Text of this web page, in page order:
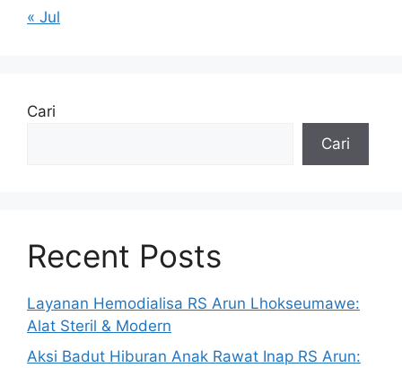
« Jul
Cari
Cari
Recent Posts
Layanan Hemodialisa RS Arun Lhokseumawe:
Alat Steril & Modern
Aksi Badut Hiburan Anak Rawat Inap RS Arun: